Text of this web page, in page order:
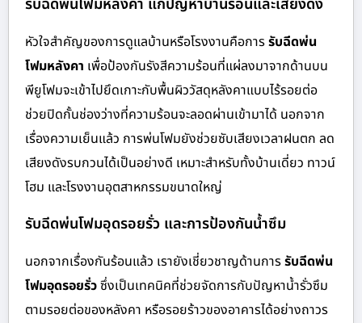
หัวใจสำคัญของการดูแลบ้านหรือโรงงานคือการรับฉีดพ่น
โฟมหลังคา เพื่อป้องกันรังสีความร้อนที่แผ่ลงมาจากด้านบน
พียูโฟมจะเข้าไปยึดเกาะกับพื้นผิววัสดุหลังคาแบบไร้รอยต่อ
ช่วยปิดกั้นช่องว่างที่ความร้อนจะลอดผ่านเข้ามาได้ นอกจาก
เรื่องความเย็นแล้ว การพ่นโฟมยังช่วยซับเสียงเวลาฝนตก ลด
เสียงดังรบกวนได้เป็นอย่างดี เหมาะสำหรับทั้งบ้านเดี่ยว ทาวน์
โฮม และโรงงานอุตสาหกรรมขนาดใหญ่
รับฉีดพ่นโฟมอุดรอยรั่ว และการป้องกันน้ำซึม
นอกจากเรื่องกันร้อนแล้ว เรายังเชี่ยวชาญด้านการรับฉีดพ่น
โฟมอุดรอยรั่วซึ่งเป็นเทคนิคที่ช่วยจัดการกับปัญหาน้ำรั่วซึม
ตามรอยต่อของหลังคา หรือรอยร้าวของอาคารได้อย่างถาวร